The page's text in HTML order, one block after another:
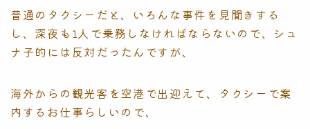
普通のタクシーだと、いろんな事件を見聞きする
し、深夜も1人で乗務しなければならないので、シュ
ナ子的には反対だったんですが、
海外からの観光客を空港で出迎えて、タクシーで案
内するお仕事らしいので、